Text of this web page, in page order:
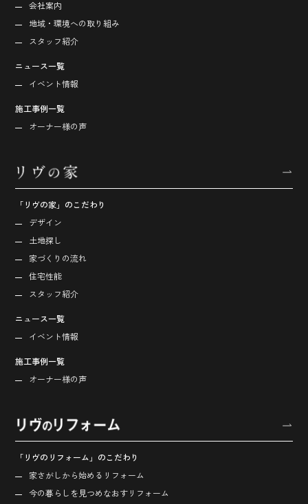
会社案内
地域・環境への取り組み
スタッフ紹介
ニュース一覧
イベント情報
施工事例一覧
オーナー様の声
「リヴの家」のこだわり
デザイン
土地探し
家づくりの流れ
住宅性能
スタッフ紹介
ニュース一覧
イベント情報
施工事例一覧
オーナー様の声
「リヴのリフォーム」のこだわり
家さがしから始める リフォーム
今の暮らしを見つめなおす リフォーム